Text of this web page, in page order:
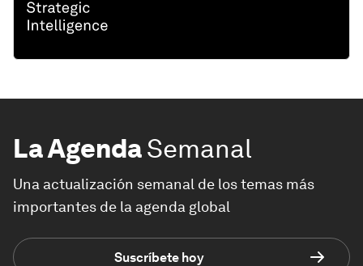
La AgendaSemanal
Una actualización semanal de los temas más
importantes de la agenda global
Suscríbete hoy